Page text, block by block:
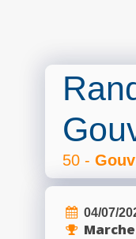
50 -
04/07/